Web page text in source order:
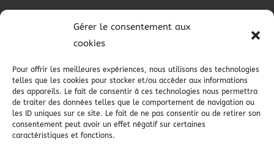
Gérer le consentement aux
cookies
Pour offrir les meilleures expériences, nous utilisons des technologies
telles que les cookies pour stocker et/ou accéder aux informations
des appareils. Le fait de consentir à ces technologies nous permettra
de traiter des données telles que le comportement de navigation ou
les ID uniques sur ce site. Le fait de ne pas consentir ou de retirer son
consentement peut avoir un effet négatif sur certaines
caractéristiques et fonctions.
RÉALISATION